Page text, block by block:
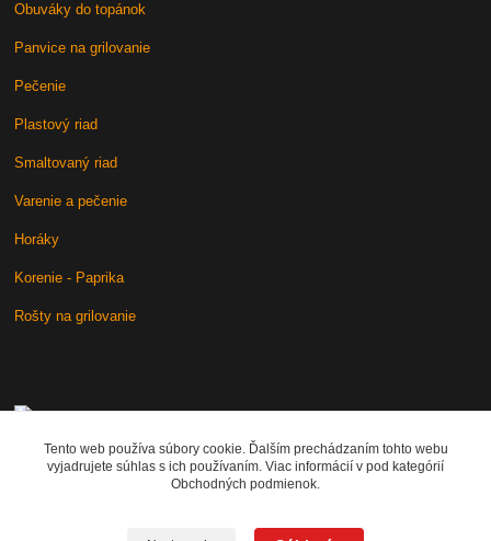
Obuváky do topánok
Panvice na grilovanie
Pečenie
Plastový riad
Smaltovaný riad
Varenie a pečenie
Horáky
Korenie - Paprika
Rošty na grilovanie
od 8:00 - do 16:00 hod
Tento web používa súbory cookie. Ďalším prechádzaním tohto webu
vyjadrujete súhlas s ich používaním. Viac informácií v pod kategórií
Obchodných podmienok.